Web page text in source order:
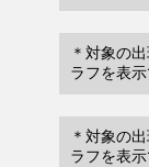
＊対象の
ラフを表示
＊対象の
ラフを表示